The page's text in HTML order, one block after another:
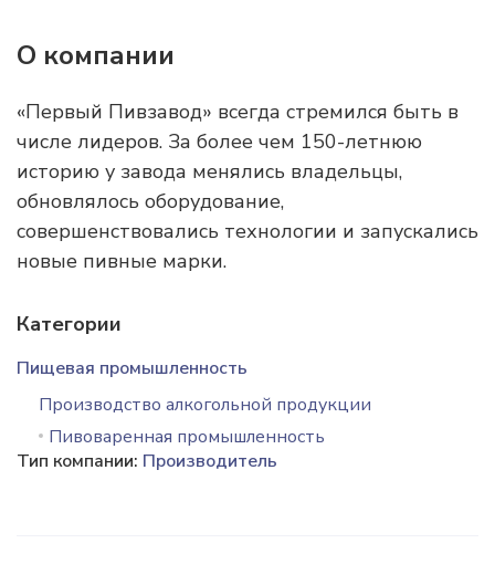
О компании
«Первый Пивзавод» всегда стремился быть в
числе лидеров. За более чем 150-летнюю
историю у завода менялись владельцы,
обновлялось оборудование,
совершенствовались технологии и запускались
новые пивные марки.
Категории
Пищевая промышленность
Производство алкогольной продукции
Пивоваренная промышленность
Тип компании: Производитель